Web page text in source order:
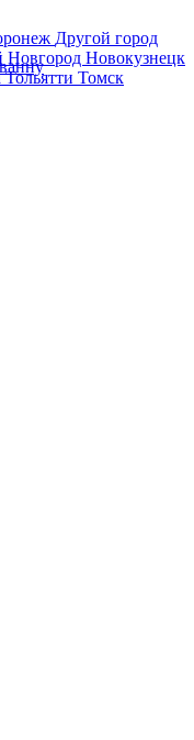
Другой город
Новокузнецк
Тольятти Томск